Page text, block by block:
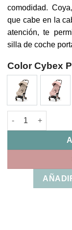
comodidad.
que cabe en la
atención, te
silla de coche
Color Cybex
Silla Paseo Coya